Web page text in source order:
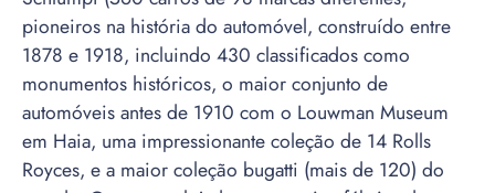
pioneiros na história do automóvel, construído entre
1878 e 1918, incluindo 430 classificados como
monumentos históricos, o maior conjunto de
automóveis antes de 1910 com o Louwman Museum
em Haia, uma impressionante coleção de 14 Rolls
Royces, e a maior coleção bugatti (mais de 120) do